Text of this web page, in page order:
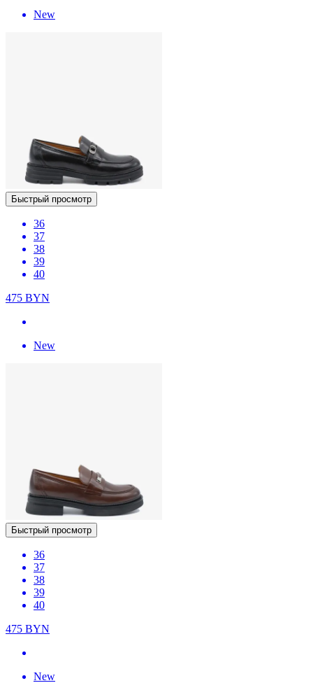
New
Быстрый просмотр
36
37
38
39
40
475 BYN
New
Быстрый просмотр
36
37
38
39
40
475 BYN
New